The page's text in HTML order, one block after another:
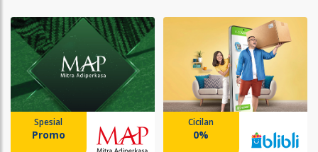
Spesial
Promo
Cicilan
0%